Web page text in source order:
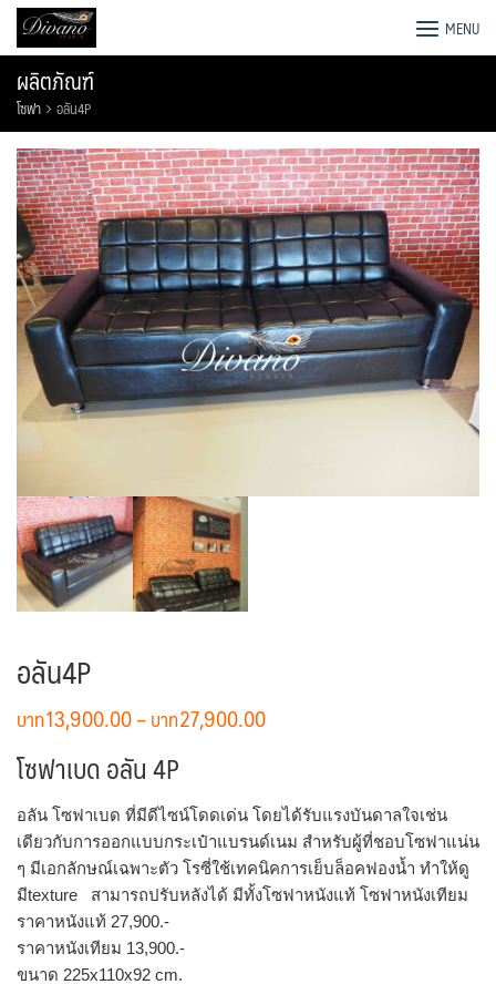
Skipโรงงานโซฟา เตียง ชุดโต๊ะอาหาร MENU
ผลิตภัณฑ์
โซฟา อลัน4P
อลัน4P
13,900.00– 27,900.00Price
through
฿27,900.00
โซฟาเบด อลัน 4P
อลัน โซฟาเบด ที่มีดีไซน์โดดเด่น โดยได้รับแรงบันดาลใจเช่น
เดียวกับการออกแบบกระเป๋าแบรนด์เนม สำหรับผู้ที่ชอบโซฟาแน่น
ๆ มีเอกลักษณ์เฉพาะตัว โรซี่ใช้เทคนิคการเย็บล็อคฟองน้ำ ทำให้ดู
มีtexture สามารถปรับหลังได้ มีทั้งโซฟาหนังแท้ โซฟาหนังเทียม
ราคาหนังแท้ 27,900.-
ราคาหนังเทียม 13,900.-
ขนาด 225x110x92 cm.